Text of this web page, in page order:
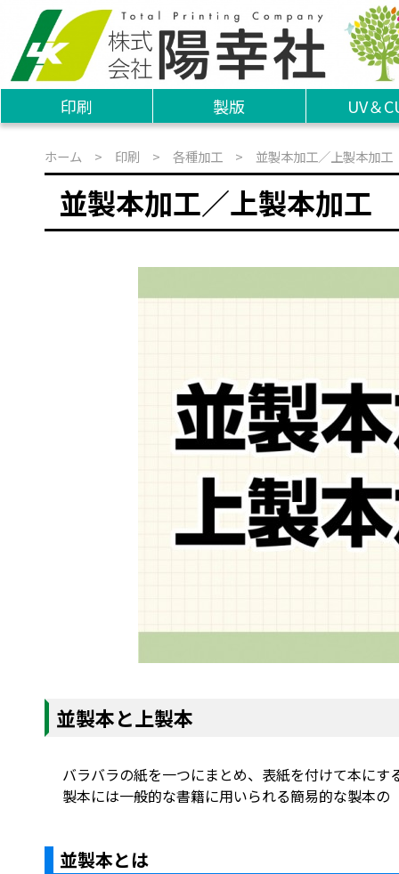
印刷 製版 UV＆
ホーム > 印刷 > 各種加工 > 並製本加工／上製本加工
並製本加工／上製本加工
並製本と上製本
バラバラの紙を一つにまとめ、表紙を付けて本に
製本には一般的な書籍に用いられる簡易的な製本
並製本とは